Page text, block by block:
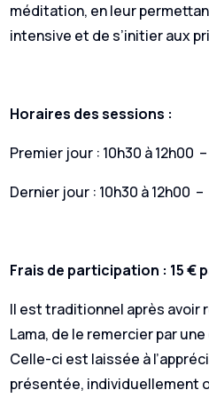
méditation, en leur
intensive et de s’initier aux
Horaires des sessions :
Premier jour : 10h30 à 12h00
Dernier jour : 10h30 à 12h00 –
Frais de participation : 15 €
Il est traditionnel après avoir
Lama, de le remercier par
Celle-ci est laissée à
présentée, individuellement